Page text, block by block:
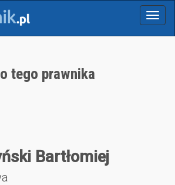
Menu
tego prawnika
Bartłomiej